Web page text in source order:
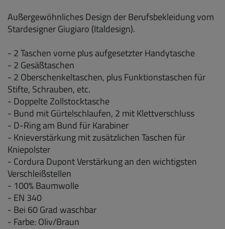
Außergewöhnliches Design der Berufsbekleidung vom
Stardesigner Giugiaro (Italdesign).
- 2 Taschen vorne plus aufgesetzter Handytasche
- 2 Gesäßtaschen
- 2 Oberschenkeltaschen, plus Funktionstaschen für
Stifte, Schrauben, etc.
- Doppelte Zollstocktasche
- Bund mit Gürtelschlaufen, 2 mit Klettverschluss
- D-Ring am Bund für Karabiner
- Knieverstärkung mit zusätzlichen Taschen für
Kniepolster
- Cordura Dupont Verstärkung an den wichtigsten
Verschleißstellen
- 100% Baumwolle
- EN 340
- Bei 60 Grad waschbar
- Farbe: Oliv/Braun